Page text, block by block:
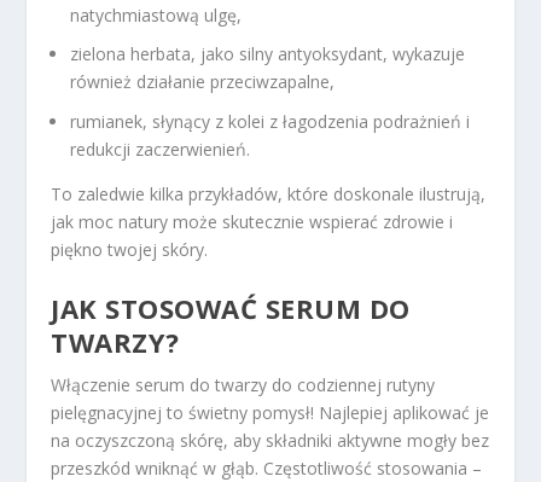
natychmiastową ulgę,
zielona herbata, jako silny antyoksydant, wykazuje
również działanie przeciwzapalne,
rumianek, słynący z kolei z łagodzenia podrażnień i
redukcji zaczerwienień.
To zaledwie kilka przykładów, które doskonale ilustrują,
jak moc natury może skutecznie wspierać zdrowie i
piękno twojej skóry.
JAK STOSOWAĆ SERUM DO
TWARZY?
Włączenie serum do twarzy do codziennej rutyny
pielęgnacyjnej to świetny pomysł! Najlepiej aplikować je
na oczyszczoną skórę, aby składniki aktywne mogły bez
przeszkód wniknąć w głąb. Częstotliwość stosowania –